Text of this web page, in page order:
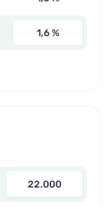
1,6 %
22.000